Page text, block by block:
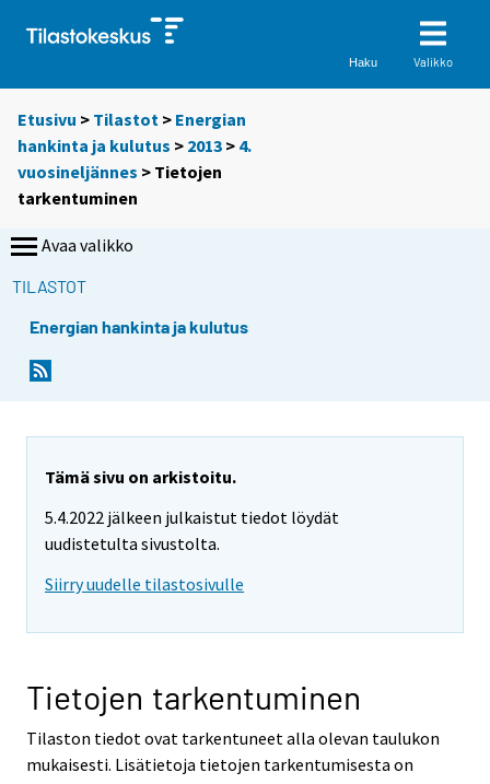
Haku Valikko
Etusivu > Tilastot > Energian
hankinta ja kulutus > 2013 > 4.
vuosineljännes > Tietojen
tarkentuminen
Avaa valikko
TILASTOT
Energian hankinta ja kulutus
Tämä sivu on arkistoitu.
5.4.2022 jälkeen julkaistut tiedot löydät
uudistetulta sivustolta.
Siirry uudelle tilastosivulle
Tietojen tarkentuminen
Tilaston tiedot ovat tarkentuneet alla olevan taulukon
mukaisesti. Lisätietoja tietojen tarkentumisesta on